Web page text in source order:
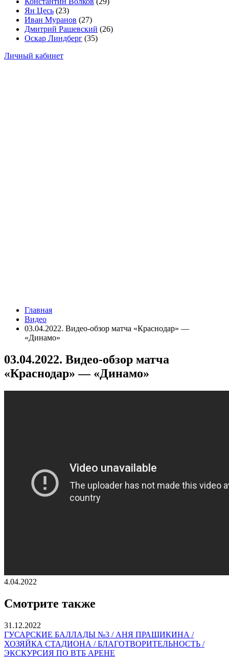
Ян Цесь (23)
Иван Муранов (27)
Дмитрий Рашевский (26)
Оскар Линдберг (35)
Личный кабинет
Главная
Видео
03.04.2022. Видео-обзор матча «Краснодар» —
«Динамо»
03.04.2022. Видео-обзор матча
«Краснодар» — «Динамо»
4.04.2022
Смотрите также
31.12.2022
ГУСАРСКИЕ БАЛЛАДЫ №3 / АНЯ ПРАЩИКИНА /
ХОЗЯЙКА СТАДИОНА / БЛАГОТВОРИТЕЛЬНОСТЬ /
ЭКСКУРСИЯ ПО ВТБ АРЕНЕ